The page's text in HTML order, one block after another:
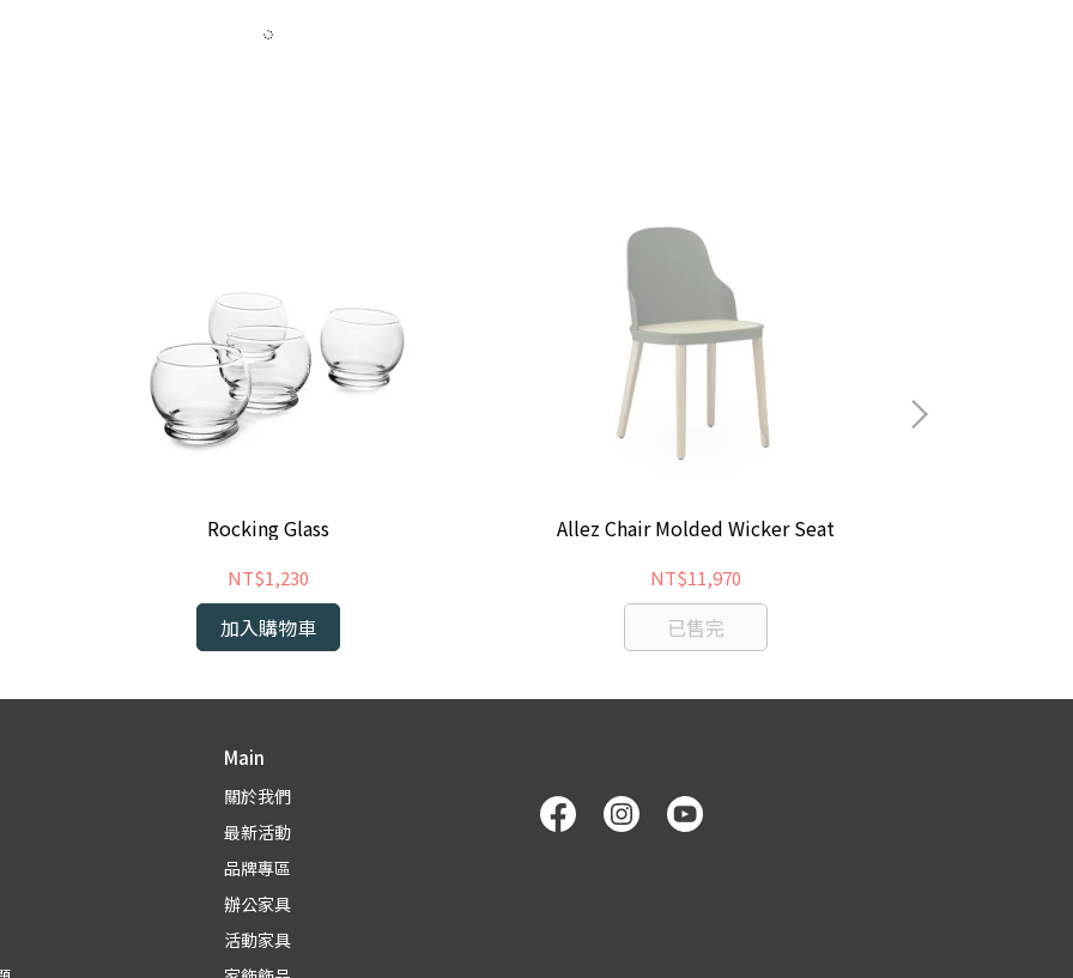
Rocking Glass
NT$1,230
加入購物車
Allez Chair Molded Wicker Seat
NT$11,970
已售完
Main
關於我們
最新活動
品牌專區
辦公家具
活動家具